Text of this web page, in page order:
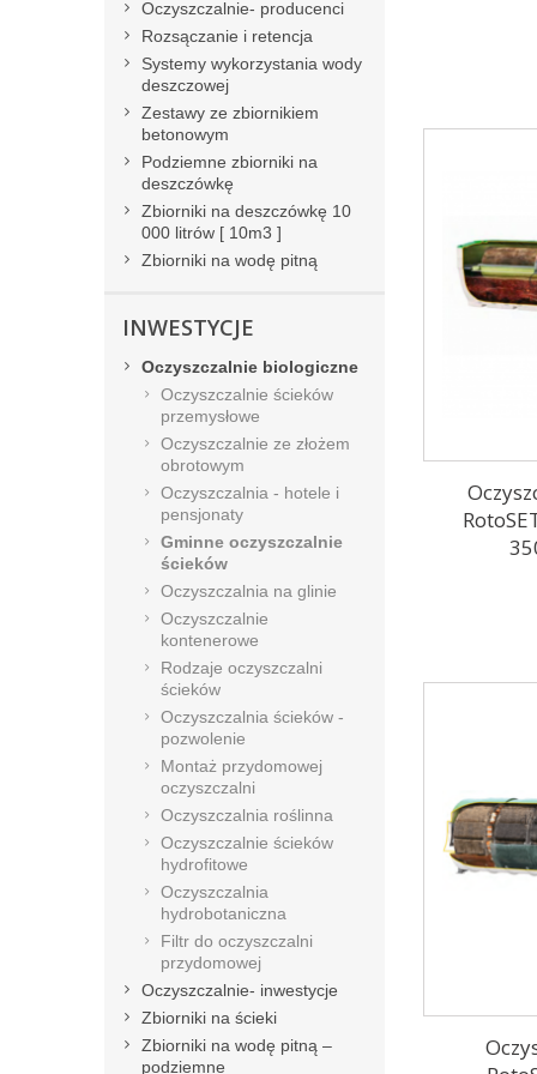
Oczyszczalnie- producenci
Rozsączanie i retencja
Systemy wykorzystania wody
deszczowej
Zestawy ze zbiornikiem
betonowym
Podziemne zbiorniki na
deszczówkę
Zbiorniki na deszczówkę 10
000 litrów [ 10m3 ]
Zbiorniki na wodę pitną
INWESTYCJE
Oczyszczalnie biologiczne
Oczyszczalnie ścieków
przemysłowe
Oczyszczalnie ze złożem
obrotowym
Oczyszczalnia - hotele i
pensjonaty
Gminne oczyszczalnie
ścieków
Oczyszczalnia na glinie
Oczyszczalnie
kontenerowe
Rodzaje oczyszczalni
ścieków
Oczyszczalnia ścieków -
pozwolenie
Montaż przydomowej
oczyszczalni
Oczyszczalnia roślinna
Oczyszczalnie ścieków
hydrofitowe
Oczyszczalnia
hydrobotaniczna
Filtr do oczyszczalni
przydomowej
Oczyszczalnie- inwestycje
Zbiorniki na ścieki
Zbiorniki na wodę pitną –
podziemne